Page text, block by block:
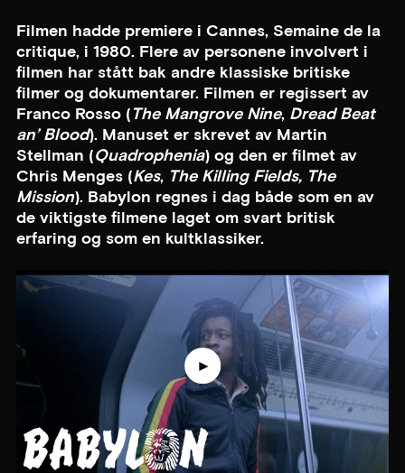
Filmen hadde premiere i Cannes, Semaine de la
critique, i 1980. Flere av personene involvert i
filmen har stått bak andre klassiske britiske
filmer og dokumentarer. Filmen er regissert av
Franco Rosso (The Mangrove Nine, Dread Beat
an’ Blood). Manuset er skrevet av Martin
Stellman (Quadrophenia) og den er filmet av
Chris Menges (Kes, The Killing Fields, The
Mission). Babylon regnes i dag både som en av
de viktigste filmene laget om svart britisk
erfaring og som en kultklassiker.